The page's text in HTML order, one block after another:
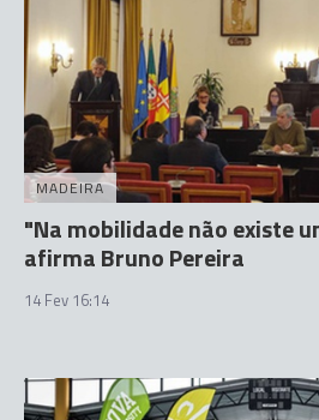
MADEIRA
"Na mobilidade não existe
afirma Bruno Pereira
14 Fev 16:14